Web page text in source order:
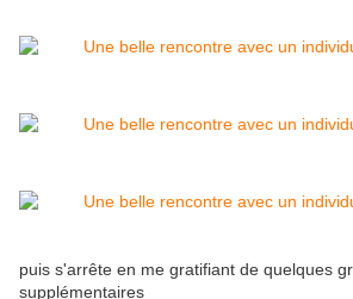
puis s'arrête en me gratifiant de quelques
supplémentaires